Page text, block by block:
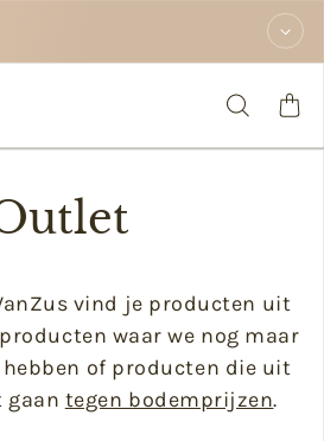
vind je producten uit
waar we nog maar
of producten die uit
gaan tegen bodemprijzen.